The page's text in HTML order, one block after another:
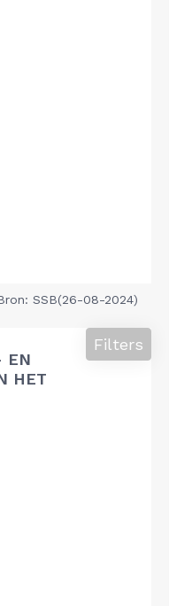
SSB(26-08-2024)
EN
HET
Filters